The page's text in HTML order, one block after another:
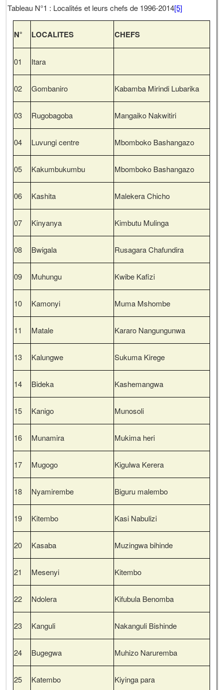
Tableau N°1 : Localités et leurs chefs de 1996-2014[5]
N° LOCALITES CHEFS
01 Itara
02 Gombaniro Kabamba Mirindi Lubarika
03 Rugobagoba Mangaiko Nakwitiri
04 Luvungi centre Mbomboko Bashangazo
05 Kakumbukumbu Mbomboko Bashangazo
06 Kashita Malekera Chicho
07 Kinyanya Kimbutu Mulinga
08 Bwigala Rusagara Chafundira
09 Muhungu Kwibe Kafizi
10 Kamonyi Muma Mshombe
11 Matale Kararo Nangungunwa
13 Kalungwe Sukuma Kirege
14 Bideka Kashemangwa
15 Kanigo Munosoli
16 Munamira Mukima heri
17 Mugogo Kigulwa Kerera
18 Nyamirembe Biguru malembo
19 Kitembo Kasi Nabulizi
20 Kasaba Muzingwa bihinde
21 Mesenyi Kitembo
22 Ndolera Kifubula Benomba
23 Kanguli Nakanguli Bishinde
24 Bugegwa Muhizo Naruremba
25 Katembo Kiyinga para